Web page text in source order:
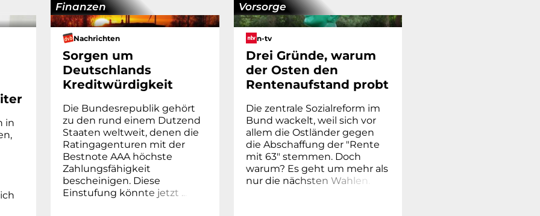
in
Finanzen
Nachrichten
Sorgen um
Deutschlands
Kreditwürdigkeit
Die Bundesrepublik gehört
zu den rund einem Dutzend
Staaten weltweit, denen die
Ratingagenturen mit der
Bestnote AAA höchste
Zahlungsfähigkeit
bescheinigen. Diese
Einstufung könnte jetzt ..
Vorsorge
n-tv
Drei Gründe, warum
der Osten den
Rentenaufstand probt
Die zentrale Sozialreform im
Bund wackelt, weil sich vor
allem die Ostländer gegen
die Abschaffung der "Rente
mit 63" stemmen. Doch
warum? Es geht um mehr als
nur die nächsten Wahlen